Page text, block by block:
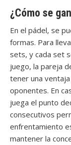
¿Cómo se
En el pádel, se
formas. Para
sets, y cada set
juego, la pareja
tener una
oponentes. En
juega el punto
consecutivos
enfrentamiento
mantener la